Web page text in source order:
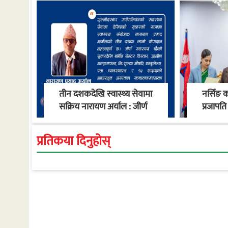
तीन दशकदेखि स्वास्थ्य सेवामा
सक्रिय नारायण अर्याल : जीर्ण
स्वास्थ्य चौकीदेखि
गाउँपालिकाको स्वास्थ्य
रूपान्तरण सम्म
नर्सिङ
नियुक्त
प्रतिकया दिनुहोस्